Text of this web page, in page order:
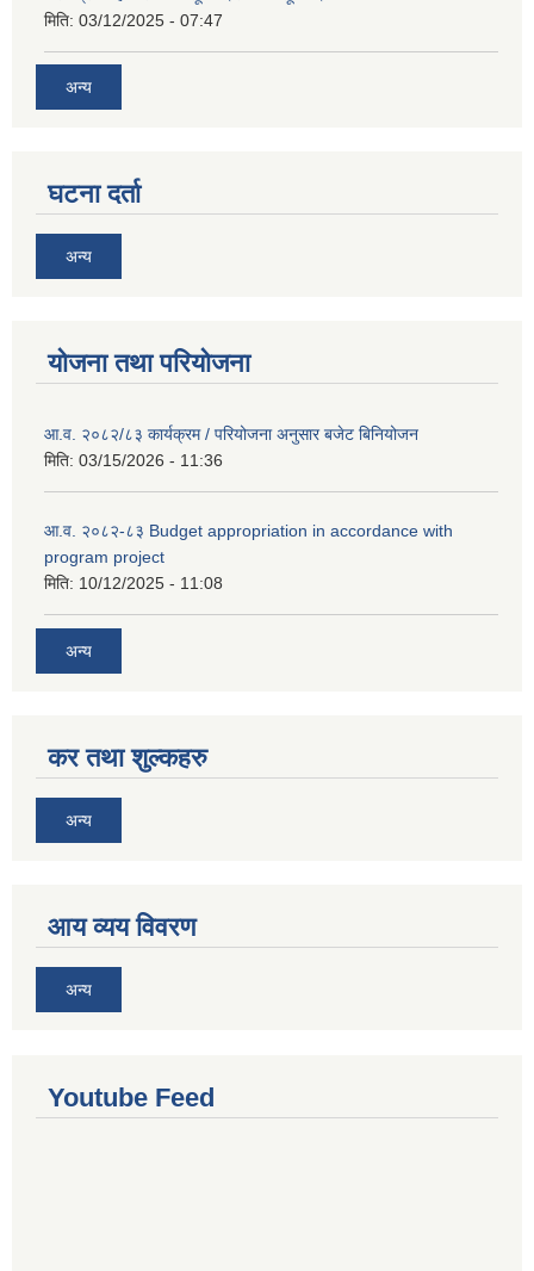
मिति: 03/12/2025 - 07:47
अन्य
घटना दर्ता
अन्य
योजना तथा परियोजना
आ.व. २०८२/८३ कार्यक्रम / परियोजना अनुसार बजेट बिनियोजन
मिति: 03/15/2026 - 11:36
आ.व. २०८२-८३ Budget appropriation in accordance with
program project
मिति: 10/12/2025 - 11:08
अन्य
कर तथा शुल्कहरु
अन्य
आय व्यय विवरण
अन्य
Youtube Feed